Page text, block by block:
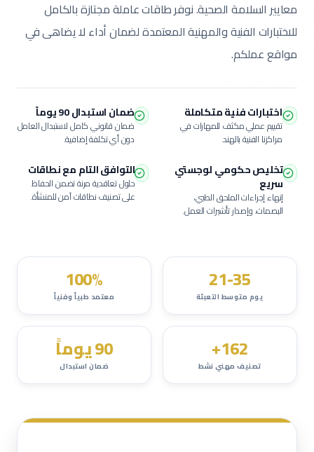
معايير السلامة الصحية.نوفر طاقات عاملة مجتازة بالكامل
للاختبارات الفنية والمهنية المعتمدة لضمان أداء لا يضاهى في
مواقع عملكم.
اختبارات فنية متكاملة
تقييم عملي مكثف للمهارات في
مراكزنا الفنية بالهند.
ضمان استبدال 90 يوماً
ضمان قانوني كامل لاستبدال العامل
دون أي تكلفة إضافية.
تخليص حكومي لوجستي
سريع
إنهاء إجراءات الملحق الطبي،
البصمات، وإصدار تأشيرات العمل.
التوافق التام مع نطاقات
حلول تعاقدية مرنة تضمن الحفاظ
على تصنيف نطاقات آمن للمنشأة.
21-35
يوم متوسط التعبئة
100%
معتمد طبياً وفنياً
162+
تصنيف مهني نشط
90 يوماً
ضمان استبدال